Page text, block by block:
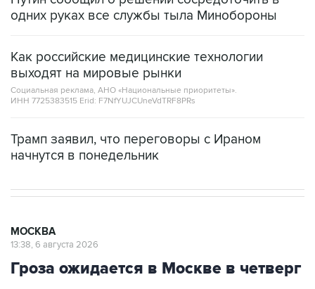
одних руках все службы тыла Минобороны
Как российские медицинские технологии
выходят на мировые рынки
Социальная реклама, АНО «Национальные приоритеты».
ИНН 7725383515 Erid: F7NfYUJCUneVdTRF8PRs
Трамп заявил, что переговоры с Ираном
начнутся в понедельник
МОСКВА
13:38, 6 августа 2026
Гроза ожидается в Москве в четверг